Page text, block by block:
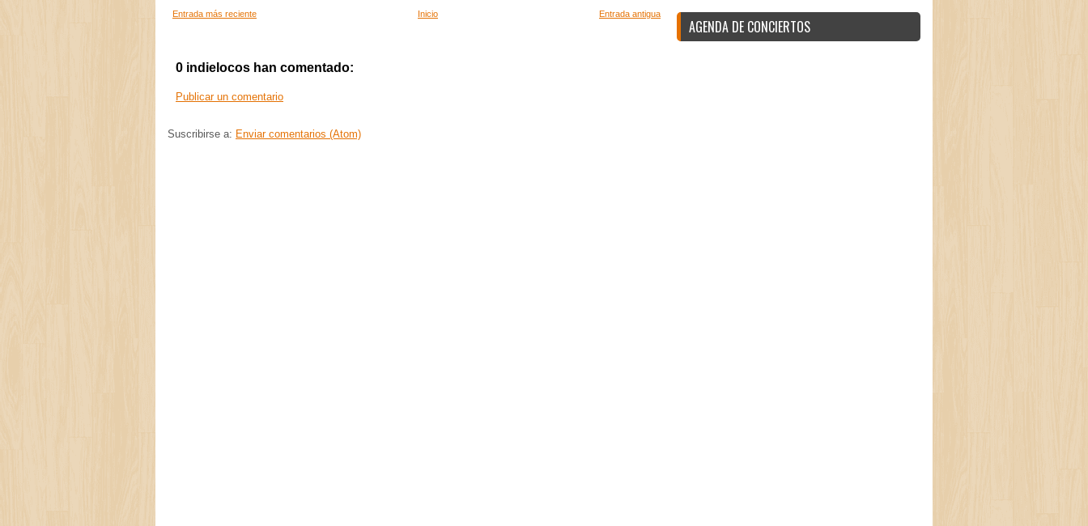
Entrada más reciente Entrada antigua
Inicio
0 indielocos han comentado:
Publicar un comentario
Suscribirse a: Enviar comentarios (Atom)
AGENDA DE CONCIERTOS